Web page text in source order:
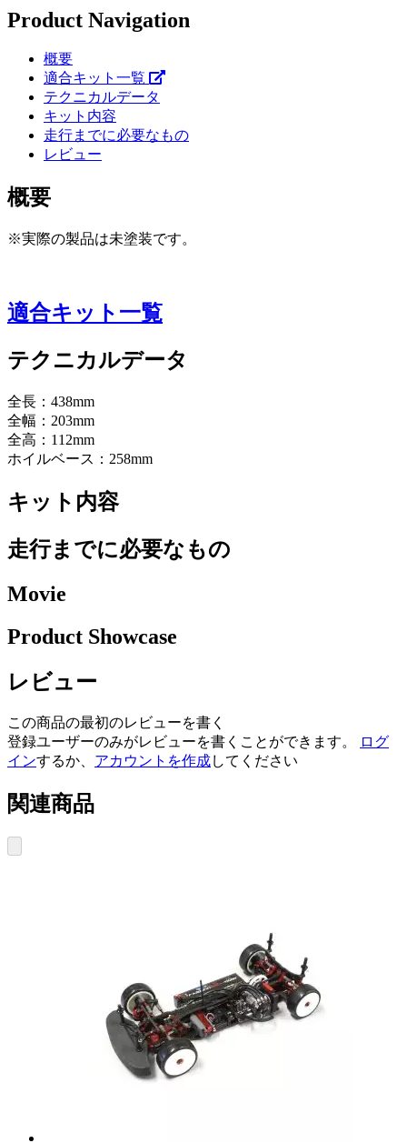
Product Navigation
概要
適合キット一覧
テクニカルデータ
キット内容
走行までに必要なもの
レビュー
概要
※実際の製品は未塗装です。
適合キット一覧
テクニカルデータ
全長：438mm
全幅：203mm
全高：112mm
ホイルベース：258mm
キット内容
走行までに必要なもの
Movie
Product Showcase
レビュー
この商品の最初のレビューを書く
登録ユーザーのみがレビューを書くことができます。
ログ
インするか、 アカウントを作成してください
関連商品